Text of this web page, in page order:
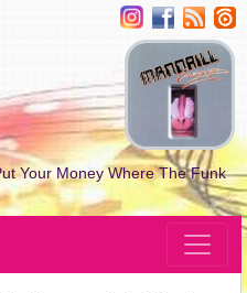
Your Money Where The Funk